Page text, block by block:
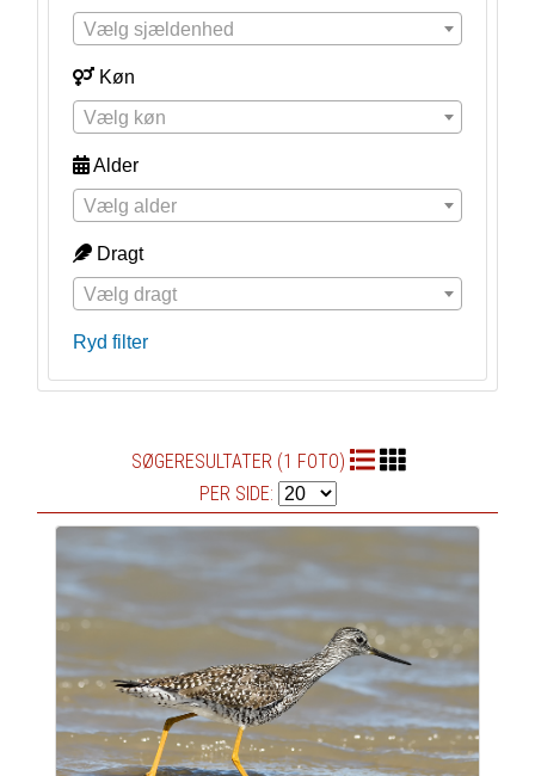
Vælg sjældenhed
Køn
Vælg køn
Alder
Vælg alder
Dragt
Vælg dragt
Ryd filter
SØGERESULTATER (1 FOTO)
PER SIDE: